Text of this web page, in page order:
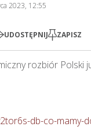
2023, 12:55
UDOSTĘPNIJ ZAPISZ
rozbiór Polski
db-co-mamy-